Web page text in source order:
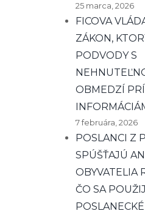
25 marca, 2026
FICOVA
ZÁKON,
PODVODY S
OBMEDZÍ
7 februára, 2026
POSLANCI Z
SPÚŠŤAJÚ
OBYVATELIA
ČO SA